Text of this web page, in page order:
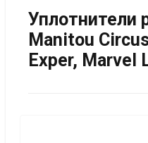
Уплотнители
Manitou
Exper, Marvel